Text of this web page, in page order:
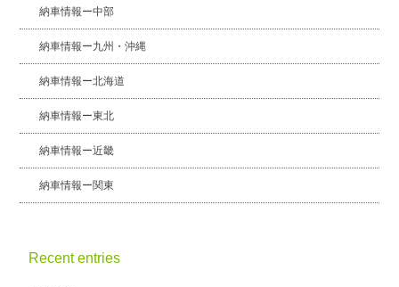
納車情報ー中部
納車情報ー九州・沖縄
納車情報ー北海道
納車情報ー東北
納車情報ー近畿
納車情報ー関東
Recent entries